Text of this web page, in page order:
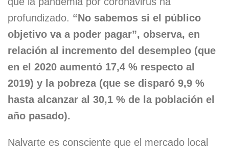
profundizado. “No sabemos si el público
objetivo va a poder pagar”, observa, en
relación al incremento del desempleo (que
en el 2020 aumentó 17,4 % respecto al
2019) y la pobreza (que se disparó 9,9 %
hasta alcanzar al 30,1 % de la población el
año pasado).
Nalvarte es consciente que el mercado local